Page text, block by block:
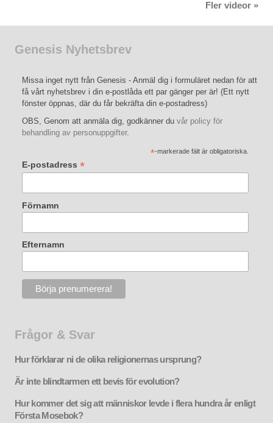
Fler videor »
Genesis Nyhetsbrev
Missa inget nytt från Genesis - Anmäl dig i formuläret nedan för att
få vårt nyhetsbrev i din e-postlåda ett par gänger per är! (Ett nytt
fönster öppnas, där du får bekräfta din e-postadress)
OBS, Genom att anmäla dig, godkänner du vår policy för
behandling av personuppgifter.
*-markerade fält är obligatoriska.
E-postadress *
Förnamn
Efternamn
Frågor & Svar
Hur förklarar ni de olika religionernas ursprung?
Är inte blindtarmen ett bevis för evolution?
Hur kommer det sig att människor levde i flera hundra år enligt
Första Mosebok?